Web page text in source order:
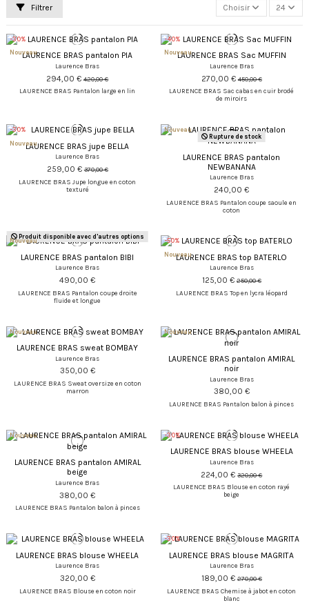
Filtrer Choisir 24
-30%
Nouveau
LAURENCE BRAS pantalon PIA
Laurence Bras
294,00 €420,00 €
LAURENCE BRAS Pantalon large en lin
-40%
NouveauLAURENCE BRAS Sac MUFFIN
Laurence Bras
270,00 €450,00 €
LAURENCE BRAS Sac cabas en cuir brodé
de miroirs
-30%
NouveauLAURENCE BRAS jupe BELLA
Laurence Bras
259,00 €370,00 €
LAURENCE BRAS Jupe longue en coton
texturé
Nouveau
Rupture de stock
LAURENCE BRAS pantalon
NEWBANANA
Laurence Bras
240,00 €
LAURENCE BRAS Pantalon coupe saoule en
coton
Nouveau
Produit disponible avec d'autres options
LAURENCE BRAS pantalon BIBI
Laurence Bras
490,00 €
LAURENCE BRAS Pantalon coupe droite
fluide et longue
-50%
Nouveau
LAURENCE BRAS top BATERLO
Laurence Bras
125,00 €250,00 €
LAURENCE BRAS Top en lycra léopard
Nouveau
LAURENCE BRAS sweat BOMBAY
Laurence Bras
350,00 €
LAURENCE BRAS Sweat oversize en coton
marron
Nouveau
LAURENCE BRAS pantalon AMIRAL
noir
Laurence Bras
380,00 €
LAURENCE BRAS Pantalon balon à pinces
Nouveau
LAURENCE BRAS pantalon AMIRAL
beige
Laurence Bras
380,00 €
LAURENCE BRAS Pantalon balon à pinces
-30%
LAURENCE BRAS blouse WHEELA
Laurence Bras
224,00 €320,00 €
LAURENCE BRAS Blouse en coton rayé
beige
LAURENCE BRAS blouse WHEELA
Laurence Bras
320,00 €
LAURENCE BRAS Blouse en coton noir
-30%
LAURENCE BRAS blouse MAGRITA
Laurence Bras
189,00 €270,00 €
LAURENCE BRAS Chemise à jabot en coton
blanc